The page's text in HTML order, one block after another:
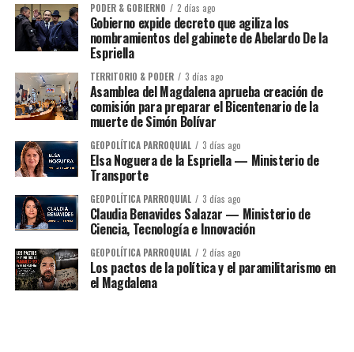
PODER & GOBIERNO 2 días ago
Gobierno expide decreto que agiliza los
nombramientos del gabinete de Abelardo De la
Espriella
TERRITORIO & PODER 3 días ago
Asamblea del Magdalena aprueba creación de
comisión para preparar el Bicentenario de la
muerte de Simón Bolívar
GEOPOLÍTICA PARROQUIAL 3 días ago
Elsa Noguera de la Espriella — Ministerio de
Transporte
GEOPOLÍTICA PARROQUIAL 3 días ago
Claudia Benavides Salazar — Ministerio de
Ciencia, Tecnología e Innovación
GEOPOLÍTICA PARROQUIAL 2 días ago
Los pactos de la política y el paramilitarismo en
el Magdalena